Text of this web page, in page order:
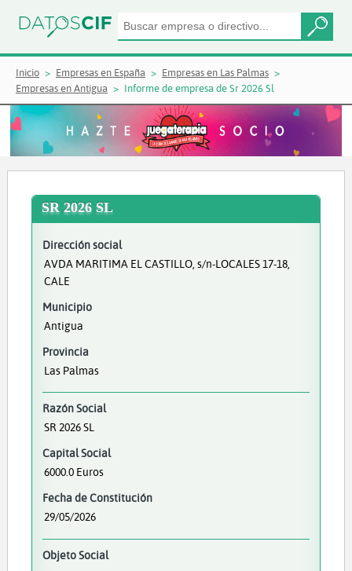
Inicio Empresas en España
Empresas en Las Palmas
Empresas en Antigua
Informe de empresa de Sr 2026 Sl
SR 2026 SL
Dirección social
AVDA MARITIMA EL CASTILLO, s/n-LOCALES 17-18,
CALE
Municipio
Antigua
Provincia
Las Palmas
Razón Social
SR 2026 SL
Capital Social
6000.0 Euros
Fecha de Constitución
29/05/2026
Objeto Social